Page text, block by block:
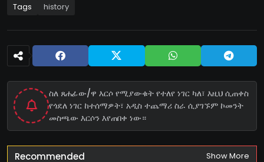
Tags history
ስለ ጸሐፊው/ዋ እርሶ የሚያውቁት የተለየ ነገር ካለ፣ እዚህ ሲጠቀስ
የጎደለ ነገር ከተሰማዎት፣ አዲስ ተጨማሪ ስራ ሲያገኙም ኮመንት
መስጫው እርሶን እየጠበቀ ነው።
Recommended Show More